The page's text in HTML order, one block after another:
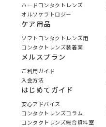
ハードコンタクトレンズ
オルソケラトロジー
ケア用品
ソフトコンタクトレンズ用
コンタクトレンズ装着薬
メルスプラン
ご利用ガイド
入会方法
はじめてガイド
安心アドバイス
コンタクトレンズコラム
コンタクトレンズ総合資料室